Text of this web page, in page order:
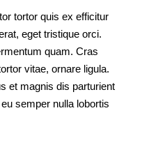
tortor quis ex efficitur
eget tristique orci.
quam. Cras
vitae, ornare ligula.
et magnis dis parturient
semper nulla lobortis